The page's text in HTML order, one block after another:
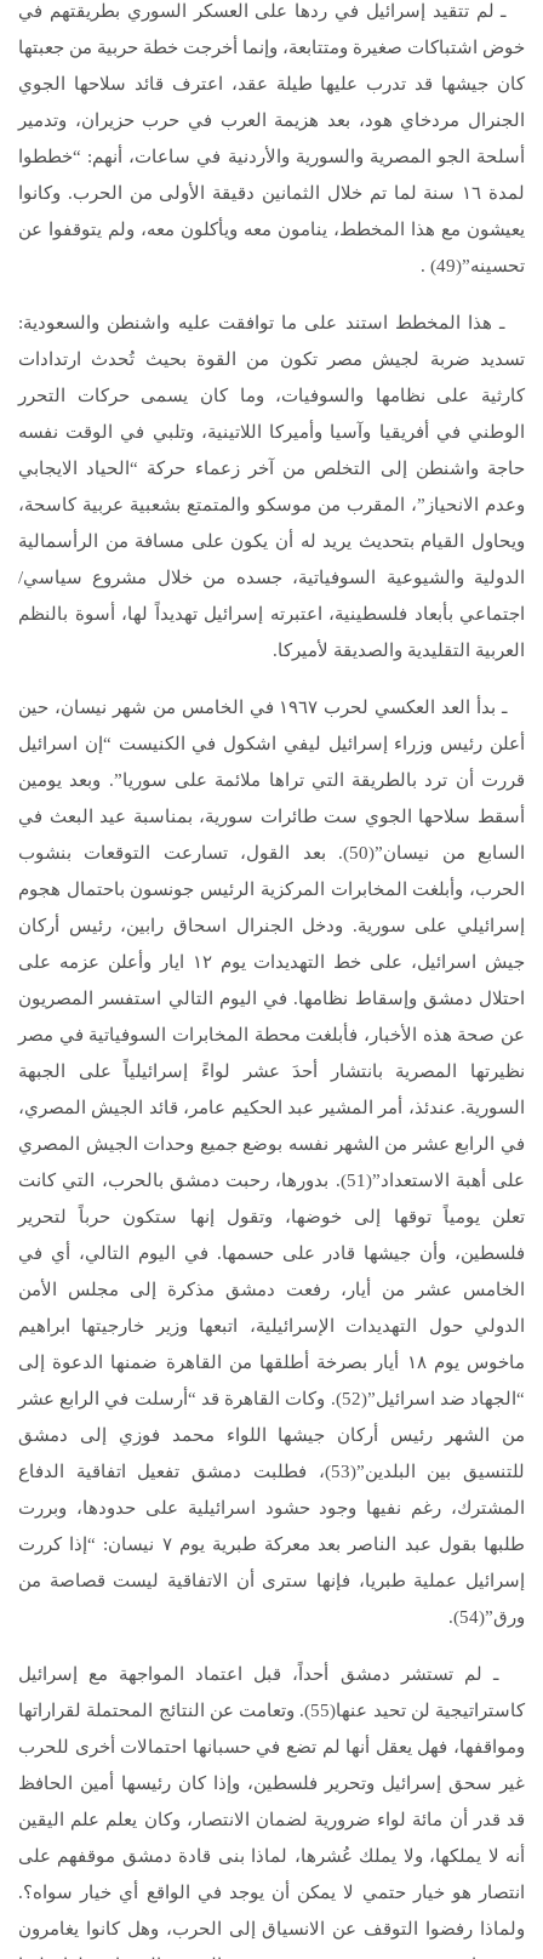
ـ لم تتقيد إسرائيل في ردها على العسكر السوري بطريقتهم في
خوض اشتباكات صغيرة ومتتابعة، وإنما أخرجت خطة حربية من جعبتها
كان جيشها قد تدرب عليها طيلة عقد، اعترف قائد سلاحها الجوي
الجنرال مردخاي هود، بعد هزيمة العرب في حرب حزيران، وتدمير
أسلحة الجو المصرية والسورية والأردنية في ساعات، أنهم: “خططوا
لمدة ١٦ سنة لما تم خلال الثمانين دقيقة الأولى من الحرب. وكانوا
يعيشون مع هذا المخطط، ينامون معه ويأكلون معه، ولم يتوقفوا عن
تحسينه”(49) .
ـ هذا المخطط استند على ما توافقت عليه واشنطن والسعودية:
تسديد ضربة لجيش مصر تكون من القوة بحيث تُحدث ارتدادات
كارثية على نظامها والسوفيات، وما كان يسمى حركات التحرر
الوطني في أفريقيا وآسيا وأميركا اللاتينية، وتلبي في الوقت نفسه
حاجة واشنطن إلى التخلص من آخر زعماء حركة “الحياد الايجابي
وعدم الانحياز”، المقرب من موسكو والمتمتع بشعبية عربية كاسحة،
ويحاول القيام بتحديث يريد له أن يكون على مسافة من الرأسمالية
الدولية والشيوعية السوفياتية، جسده من خلال مشروع سياسي/
اجتماعي بأبعاد فلسطينية، اعتبرته إسرائيل تهديداً لها، أسوة بالنظم
العربية التقليدية والصديقة لأميركا.
ـ بدأ العد العكسي لحرب ١٩٦٧ في الخامس من شهر نيسان، حين
أعلن رئيس وزراء إسرائيل ليفي اشكول في الكنيست “إن اسرائيل
قررت أن ترد بالطريقة التي تراها ملائمة على سوريا”. وبعد يومين
أسقط سلاحها الجوي ست طائرات سورية، بمناسبة عيد البعث في
السابع من نيسان”(50). بعد القول، تسارعت التوقعات بنشوب
الحرب، وأبلغت المخابرات المركزية الرئيس جونسون باحتمال هجوم
إسرائيلي على سورية. ودخل الجنرال اسحاق رابين، رئيس أركان
جيش اسرائيل، على خط التهديدات يوم ١٢ ايار وأعلن عزمه على
احتلال دمشق وإسقاط نظامها. في اليوم التالي استفسر المصريون
عن صحة هذه الأخبار، فأبلغت محطة المخابرات السوفياتية في مصر
نظيرتها المصرية بانتشار أحدَ عشر لواءً إسرائيلياً على الجبهة
السورية. عندئذ، أمر المشير عبد الحكيم عامر، قائد الجيش المصري،
في الرابع عشر من الشهر نفسه بوضع جميع وحدات الجيش المصري
على أهبة الاستعداد”(51). بدورها، رحبت دمشق بالحرب، التي كانت
تعلن يومياً توقها إلى خوضها، وتقول إنها ستكون حرباً لتحرير
فلسطين، وأن جيشها قادر على حسمها. في اليوم التالي، أي في
الخامس عشر من أيار، رفعت دمشق مذكرة إلى مجلس الأمن
الدولي حول التهديدات الإسرائيلية، اتبعها وزير خارجيتها ابراهيم
ماخوس يوم ١٨ أيار بصرخة أطلقها من القاهرة ضمنها الدعوة إلى
“الجهاد ضد اسرائيل”(52). وكات القاهرة قد “أرسلت في الرابع عشر
من الشهر رئيس أركان جيشها اللواء محمد فوزي إلى دمشق
للتنسيق بين البلدين”(53)، فطلبت دمشق تفعيل اتفاقية الدفاع
المشترك، رغم نفيها وجود حشود اسرائيلية على حدودها، وبررت
طلبها بقول عبد الناصر بعد معركة طبرية يوم ٧ نيسان: “إذا كررت
إسرائيل عملية طبريا، فإنها سترى أن الاتفاقية ليست قصاصة من
ورق”(54).
ـ لم تستشر دمشق أحداً، قبل اعتماد المواجهة مع إسرائيل
كاستراتيجية لن تحيد عنها(55). وتعامت عن النتائج المحتملة لقراراتها
ومواقفها، فهل يعقل أنها لم تضع في حسبانها احتمالات أخرى للحرب
غير سحق إسرائيل وتحرير فلسطين، وإذا كان رئيسها أمين الحافظ
قد قدر أن مائة لواء ضرورية لضمان الانتصار، وكان يعلم علم اليقين
أنه لا يملكها، ولا يملك عُشرها، لماذا بنى قادة دمشق موقفهم على
انتصار هو خيار حتمي لا يمكن أن يوجد في الواقع أي خيار سواه؟.
ولماذا رفضوا التوقف عن الانسياق إلى الحرب، وهل كانوا يغامرون